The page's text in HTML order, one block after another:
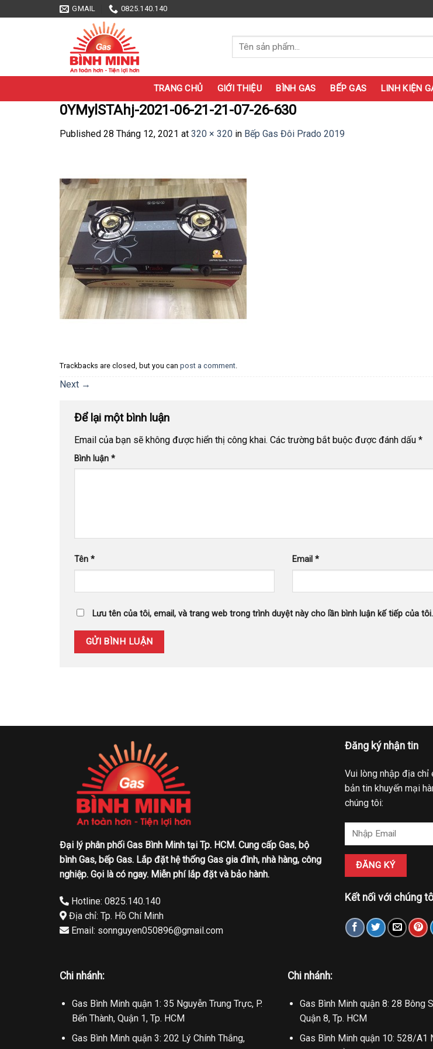
to
GMAIL 0825.140.140
Tìm
kiếm:
TRANG CHỦ GIỚI THIỆU BÌNH GAS BẾP GAS LINH KIỆN
0YMylSTAhj-2021-06-21-21-07-26-630
Published 28 Tháng 12, 2021 at 320 × 320 in Bếp Gas Đôi Prado 2019
Trackbacks are closed, but you can post a comment.
Next →
Để lại một bình luận
Email của bạn sẽ không được hiển thị công khai. Các trường bắt buộc được đánh dấu *
Bình luận *
Tên * Email*
Lưu tên của tôi, email, và trang web trong trình duyệt này cho lần bình luận kế tiếp của tôi.
Đại lý phân phối Gas Bình Minh tại Tp. HCM. Cung cấp Gas, bộ
bình Gas, bếp Gas. Lắp đặt hệ thống Gas gia đình, nhà hàng, công
nghiệp. Gọi là có ngay. Miễn phí lắp đặt và bảo hành.
Hotline: 0825.140.140
Địa chỉ: Tp. Hồ Chí Minh
Email: sonnguyen050896@gmail.com
Đăng ký nhận tin
Vui lòng nhập địa chỉ
bản tin khuyến mại
chúng tôi:
Kết nối với chúng
Chi nhánh:
Gas Bình Minh quận 1: 35 Nguyễn Trung Trực, P.
Bến Thành, Quận 1, Tp. HCM
Gas Bình Minh quận 3: 202 Lý Chính Thắng,
Chi nhánh:
Gas Bình Minh quận 8: 28 Bông
Quận 8, Tp. HCM
Gas Bình Minh quận 10: 528/A1